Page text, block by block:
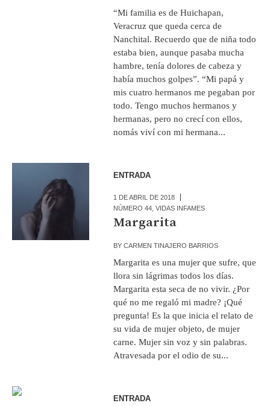
“Mi familia es de Huichapan,
Veracruz que queda cerca de
Nanchital. Recuerdo que de niña todo
estaba bien, aunque pasaba mucha
hambre, tenía dolores de cabeza y
había muchos golpes”. “Mi papá y
mis cuatro hermanos me pegaban por
todo. Tengo muchos hermanos y
hermanas, pero no crecí con ellos,
nomás viví con mi hermana...
ENTRADA
1 DE ABRIL DE 2018
NÚMERO 44 ,VIDAS INFAMES
Margarita
BYCARMEN TINAJERO BARRIOS
Margarita es una mujer que sufre, que
llora sin lágrimas todos los días.
Margarita esta seca de no vivir. ¿Por
qué no me regaló mi madre? ¡Qué
pregunta! Es la que inicia el relato de
su vida de mujer objeto, de mujer
carne. Mujer sin voz y sin palabras.
Atravesada por el odio de su...
ENTRADA